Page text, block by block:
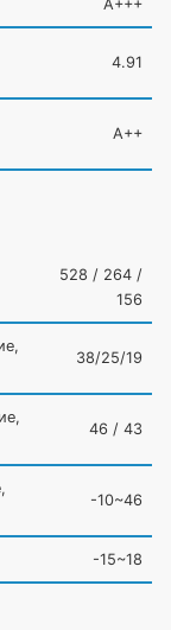
A+++
4.91
A++
528 / 264 /
156
38/25/19
46 / 43
-10~46
-15~18